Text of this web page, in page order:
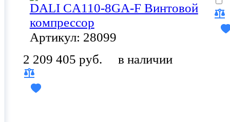
DALI CA110-8GA-F Винтовой
компрессор
Артикул: 28099
2 209 405 руб.
в наличии